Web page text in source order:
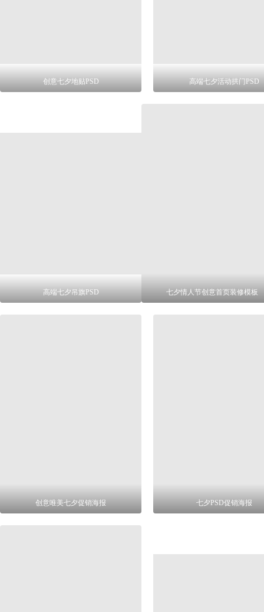
创意七夕地贴PSD 高端七夕活动拱门PSD
高端七夕吊旗PSD 七夕情人节创意首页装修模板
创意唯美七夕促销海报 七夕PSD促销海报